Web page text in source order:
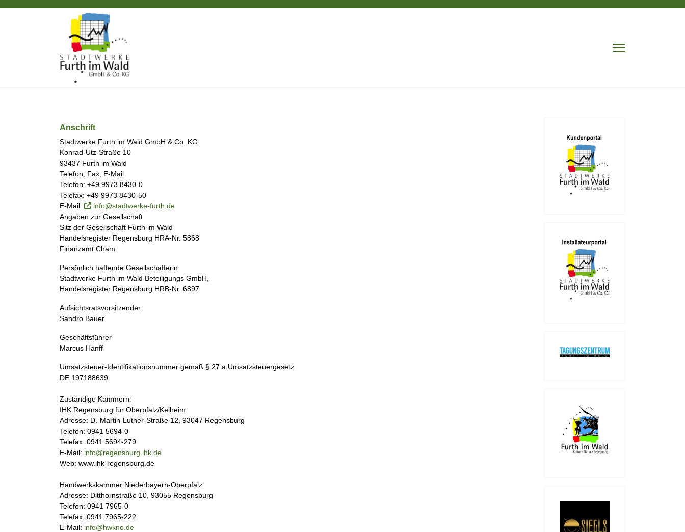
Anschrift
Stadtwerke Furth im Wald GmbH & Co. KG
Konrad-Utz-Straße 10
93437 Furth im Wald
Telefon, Fax, E-Mail
Telefon: +49 9973 8430-0
Telefax: +49 9973 8430-50
E-Mail:
info@stadtwerke-furth.de
Angaben zur Gesellschaft
Sitz der Gesellschaft Furth im Wald
Handelsregister Regensburg HRA-Nr. 5868
Finanzamt Cham
Persönlich haftende Gesellschafterin
Stadtwerke Furth im Wald Beteiligungs GmbH,
Handelsregister Regensburg HRB-Nr. 6897
Aufsichtsratsvorsitzender
Sandro Bauer
Geschäftsführer
Marcus Hanff
Umsatzsteuer-Identifikationsnummer gemäß § 27 a Umsatzsteuergesetz
DE 197188639
Zuständige Kammern:
IHK Regensburg für Oberpfalz/Kelheim
Adresse: D.-Martin-Luther-Straße 12, 93047 Regensburg
Telefon: 0941 5694-0
Telefax: 0941 5694-279
E-Mail: info@regensburg.ihk.de
Web: www.ihk-regensburg.de
Handwerkskammer Niederbayern-Oberpfalz
Adresse: Ditthornstraße 10, 93055 Regensburg
Telefon: 0941 7965-0
Telefax: 0941 7965-222
E-Mail: info@hwkno.de